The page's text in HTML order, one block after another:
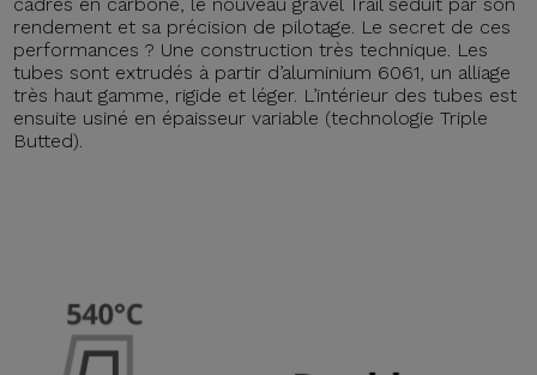
rendement et sa précision de pilotage. Le secret de ces
performances ? Une construction très technique. Les
tubes sont extrudés à partir d’aluminium 6061, un alliage
très haut gamme, rigide et léger. L’intérieur des tubes est
ensuite usiné en épaisseur variable (technologie Triple
Butted).